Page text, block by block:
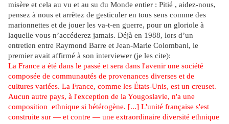
misère et cela au vu et au su du Monde entier : Pitié , aidez-nous,
pensez à nous et arrêtez de gesticuler en tous sens comme des
marionnettes et de jouer les va-t-en guerre, pour un gloriole à
laquelle vous n’accéderez jamais. Déjà en 1988, lors d’un
entretien entre Raymond Barre et Jean-Marie Colombani, le
premier avait affirmé à son interviewer (je les cite):
La France a été dans le passé et sera dans l'avenir une société
composée de communautés de provenances diverses et de
cultures variées. La France, comme les États-Unis, est un creuset.
Aucun autre pays, à l'exception de la Yougoslavie, n'a une
composition ethnique si hétérogène. [...] L'unité française s'est
construite sur — et contre — une extraordinaire diversité ethnique